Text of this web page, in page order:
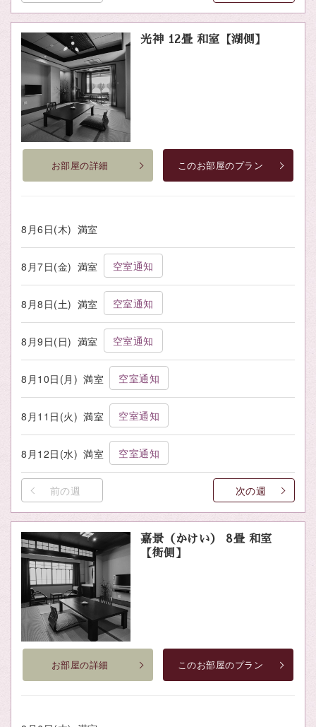
光神 12畳 和室【湖側】
お部屋の詳細 このお部屋のプラン
8月6日(木) 満室
8月7日(金) 満室 空室通知
8月8日(土) 満室 空室通知
8月9日(日) 満室 空室通知
8月10日(月) 満室 空室通知
8月11日(火) 満室 空室通知
8月12日(水) 満室 空室通知
前の週 次の週
嘉景（かけい） 8畳 和室
【街側】
お部屋の詳細 このお部屋のプラン